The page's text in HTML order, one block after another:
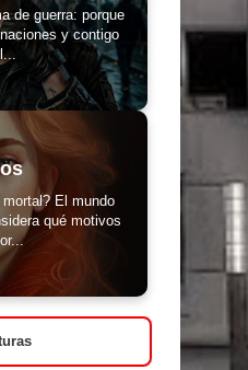
de guerra: porque
y contigo
El mundo
qué motivos